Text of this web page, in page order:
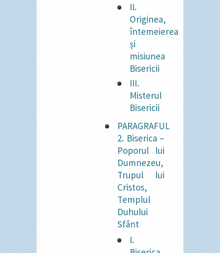
II.
Originea,
întemeierea
și
misiunea
Bisericii
III.
Misterul
Bisericii
PARAGRAFUL
2. Biserica –
Poporul lui
Dumnezeu,
Trupul lui
Cristos,
Templul
Duhului
Sfânt
I.